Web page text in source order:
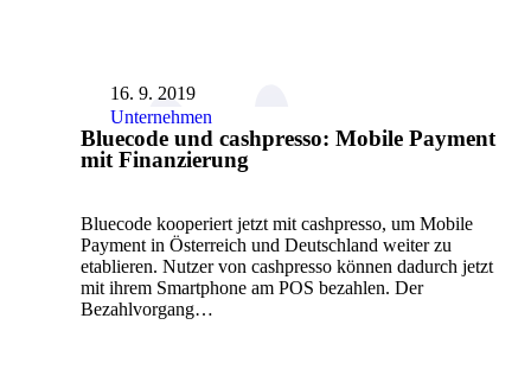
16. 9. 2019
Unternehmen
Bluecode und cashpresso: Mobile Payment
mit Finanzierung
Bluecode kooperiert jetzt mit cashpresso, um Mobile
Payment in Österreich und Deutschland weiter zu
etablieren. Nutzer von cashpresso können dadurch jetzt
mit ihrem Smartphone am POS bezahlen. Der
Bezahlvorgang…